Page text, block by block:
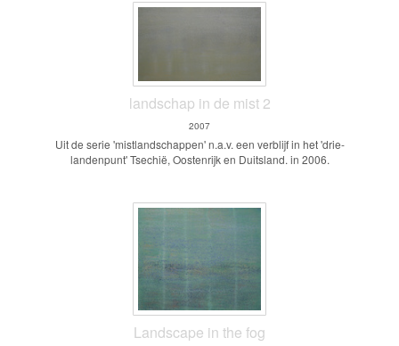
landschap in de mist 2
2007
Uit de serie 'mistlandschappen' n.a.v. een verblijf in het 'drie-
landenpunt' Tsechië, Oostenrijk en Duitsland. in 2006.
Landscape in the fog